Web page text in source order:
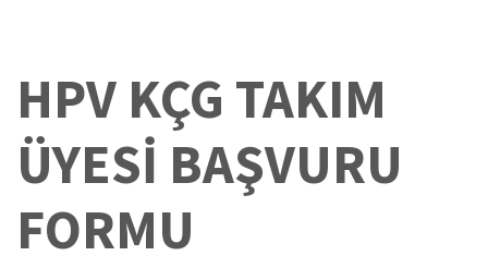
HPV KÇG TAKIM
ÜYESİ BAŞVURU
FORMU